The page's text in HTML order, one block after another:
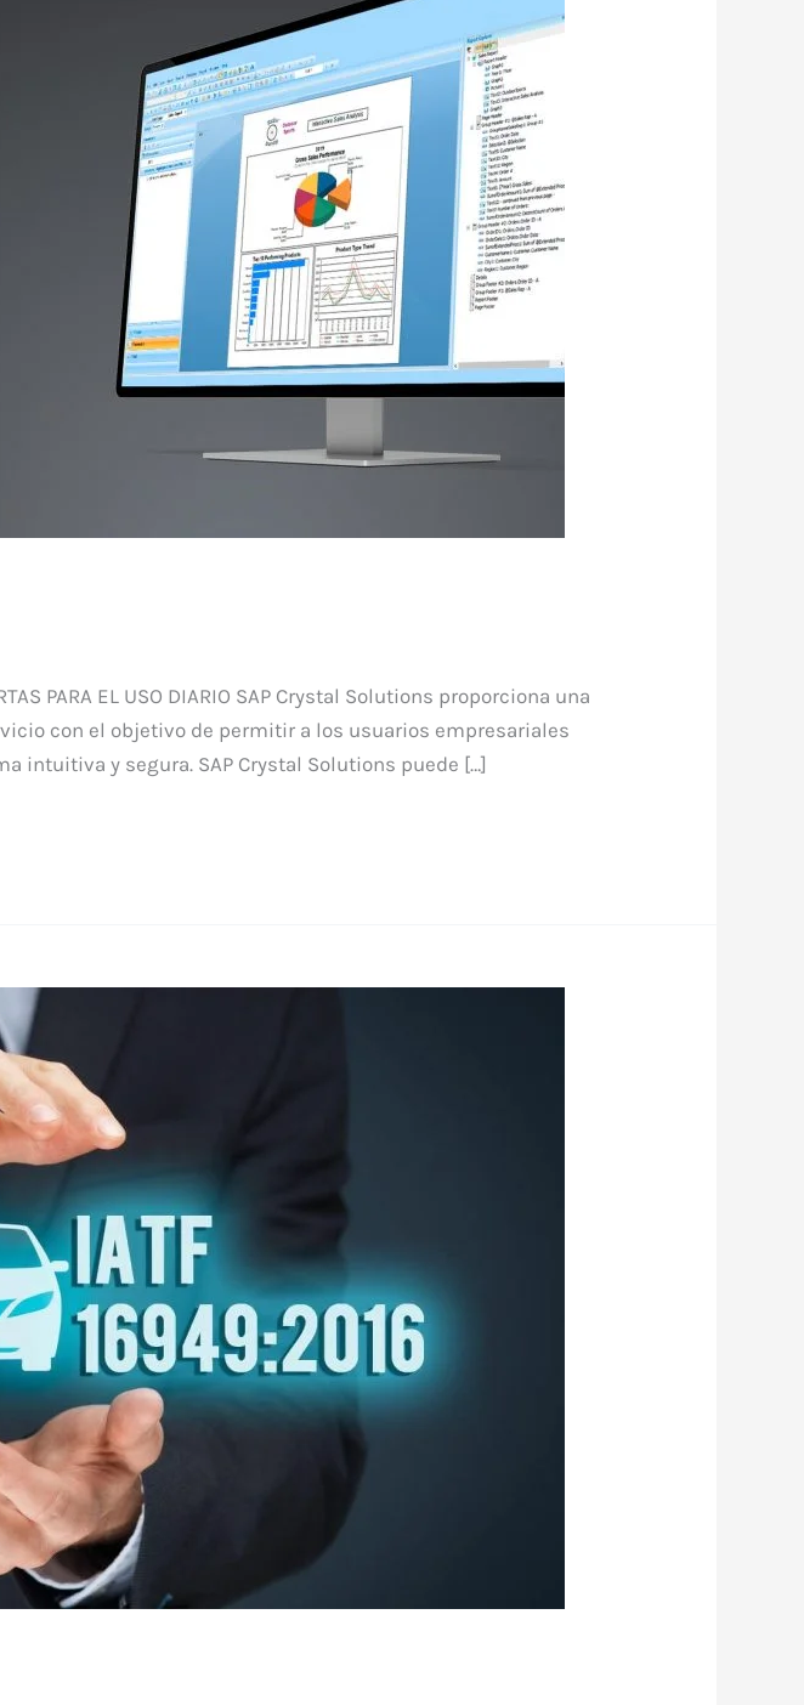
PARA EL USO DIARIO SAP Crystal Solutions proporciona una
con el objetivo de permitir a los usuarios empresariales
intuitiva y segura. SAP Crystal Solutions puede […]